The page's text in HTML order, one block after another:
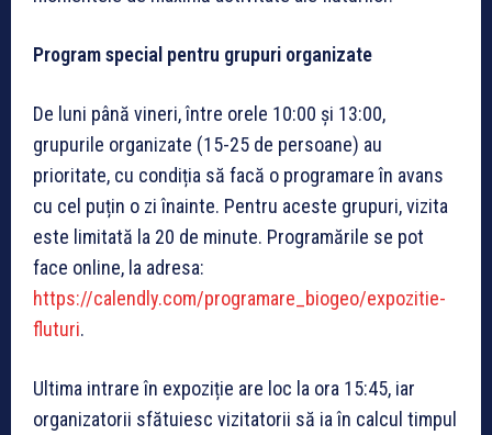
Program special pentru grupuri organizate
De luni până vineri, între orele 10:00 și 13:00,
grupurile organizate (15-25 de persoane) au
prioritate, cu condiția să facă o programare în avans
cu cel puțin o zi înainte. Pentru aceste grupuri, vizita
este limitată la 20 de minute. Programările se pot
face online, la adresa:
https://calendly.com/programare_biogeo/expozitie-
fluturi.
Ultima intrare în expoziție are loc la ora 15:45, iar
organizatorii sfătuiesc vizitatorii să ia în calcul timpul